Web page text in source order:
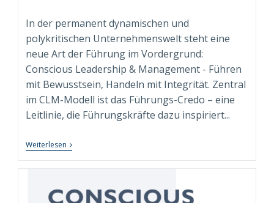
In der permanent dynamischen und
polykritischen Unternehmenswelt steht eine
neue Art der Führung im Vordergrund:
Conscious Leadership & Management - Führen
mit Bewusstsein, Handeln mit Integrität. Zentral
im CLM-Modell ist das Führungs-Credo – eine
Leitlinie, die Führungskräfte dazu inspiriert...
Weiterlesen Das
Führungs-
Leadership